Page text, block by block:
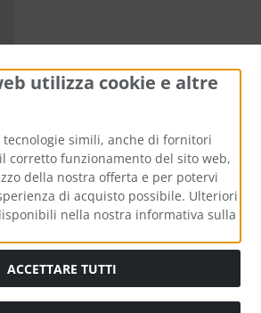
utilizza cookie e altre
tecnologie simili, anche di fornitori
corretto funzionamento del sito web,
della nostra offerta e per potervi
di acquisto possibile. Ulteriori
nella nostra informativa sulla
ACCETTARE TUTTI